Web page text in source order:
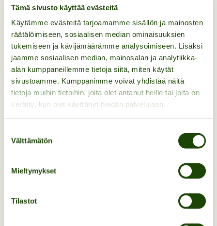
Tämä sivusto käyttää evästeitä
Käytämme evästeitä tarjoamamme sisällön ja mainosten
räätälöimiseen, sosiaalisen median ominaisuuksien
tukemiseen ja kävijämäärämme analysoimiseen. Lisäksi
jaamme sosiaalisen median, mainosalan ja analytiikka-
alan kumppaneillemme tietoja siitä, miten käytät
sivustoamme. Kumppanimme voivat yhdistää näitä
tietoja muihin tietoihin, joita olet antanut heille tai joita on
kerätty, kun olet käyttänyt heidän palvelujaan.
valinta
Välttämätön
Mieltymykset
Tilastot
Täältä pääset ostoksille.
Osta liput helposti netistä!